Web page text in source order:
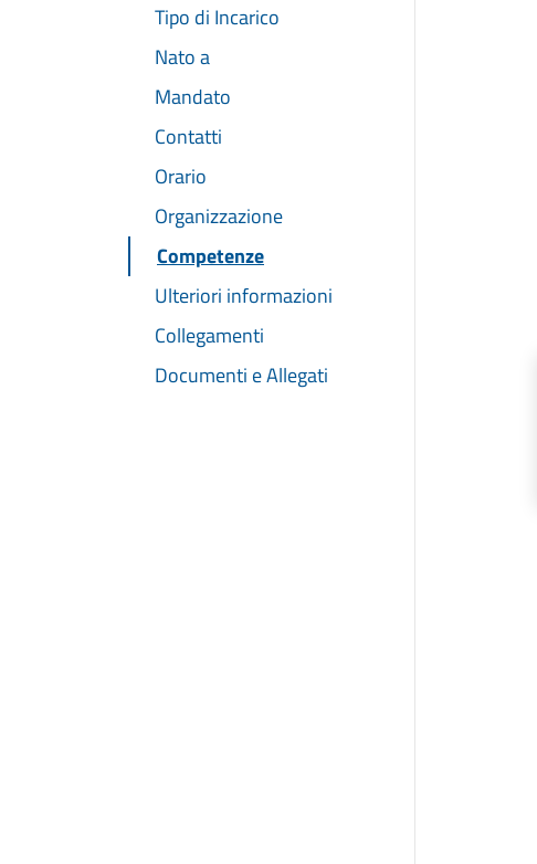
Tipo di Incarico
Nato a
Mandato
Contatti
Orario
Organizzazione
Competenze
Ulteriori informazioni
Collegamenti
Documenti e Allegati